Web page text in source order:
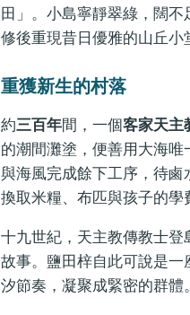
田」。小島寧靜翠綠，闊
修後重現昔日優雅的山丘小
重獲新生的村落
約三百年間，一個客家天主
的潮間灘塗，便善用大海
與海風完成餘下工序，待鹵
換取米糧、布匹與孩子的學
十九世紀，天主教傳教士
故事。鹽田梓自此可說是
汐節奏，凝聚成緊密的群體。